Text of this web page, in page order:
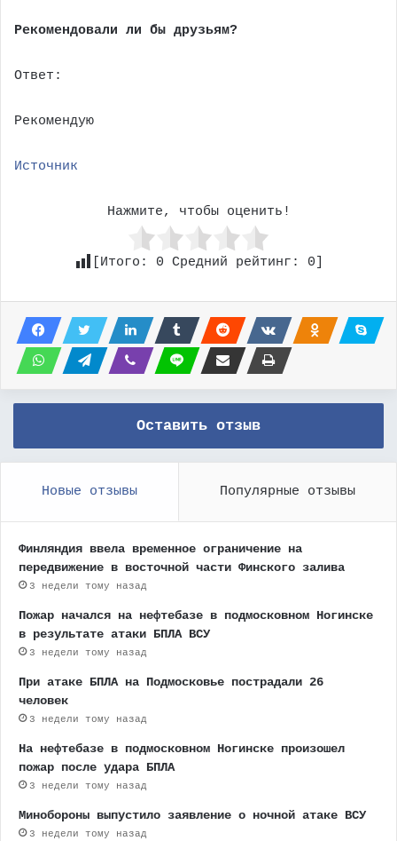
Рекомендовали ли бы друзьям?
Ответ:
Рекомендую
Источник
Нажмите, чтобы оценить!
[Итого: 0 Средний рейтинг: 0
Оставить отзыв
Новые отзывы Популярные отзывы
Финляндия ввела временное ограничение на
передвижение в восточной части Финского залива
3 недели тому назад
Пожар начался на нефтебазе в подмосковном Ногинске
в результате атаки БПЛА ВСУ
3 недели тому назад
При атаке БПЛА на Подмосковье пострадали 26
человек
3 недели тому назад
На нефтебазе в подмосковном Ногинске произошел
пожар после удара БПЛА
3 недели тому назад
Минобороны выпустило заявление о ночной атаке ВСУ
3 недели тому назад